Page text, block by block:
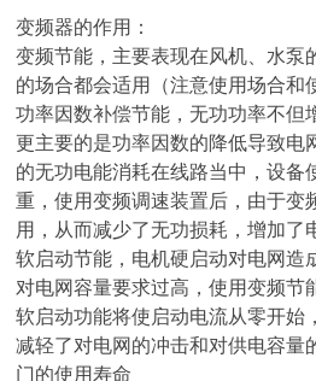
变频器的作用：
变频节能，主要表现在风机、水泵
的场合都会适用（注意使用场合和
功率因数补偿节能，无功功率不但
更主要的是功率因数的降低导致电
的无功电能消耗在线路当中，设备
重，使用变频调速装置后，由于变
用，从而减少了无功损耗，增加了
软启动节能，电机硬启动对电网造
对电网容量要求过高，使用变频节
软启动功能将使启动电流从零开始
减轻了对电网的冲击和对供电容量
门的使用寿命